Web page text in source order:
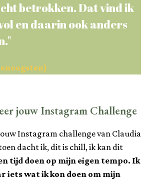
betrokken. Dat vind ik
en daarin ook anders
jouw Instagram Challenge
Instagram challenge van Claudia
dacht ik, dit is chill, ik kan dit
tijd doen op mijn eigen tempo. Ik
iets wat ik kon doen om mijn